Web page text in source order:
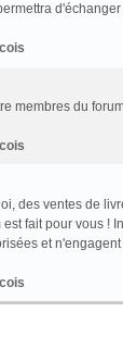
membres du
des ventes de
fait pour vous !
et